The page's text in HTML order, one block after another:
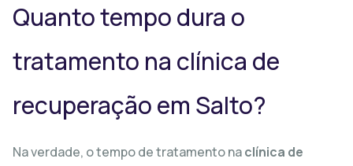
Quanto tempo dura o
tratamento na clínica de
recuperação em Salto?
Na verdade, o tempo de tratamento naclínica de